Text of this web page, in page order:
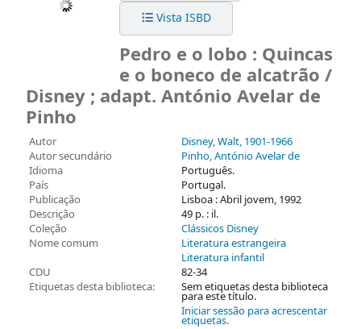
Vista ISBD
Pedro e o lobo : Quincas
e o boneco de alcatrão /
Disney ; adapt. António Avelar de
Pinho
Autor Disney, Walt, 1901-1966
Autor secundário
Pinho, António Avelar de
Idioma
Português.
País
Portugal.
Publicação
Lisboa : Abril jovem, 1992
Descrição
49 p. : il.
Coleção
Clássicos Disney
Nome comum
Literatura estrangeira
Literatura infantil
CDU
82-34
Etiquetas desta biblioteca:
Sem etiquetas desta biblioteca
para este título.
Iniciar sessão para acrescentar
etiquetas.